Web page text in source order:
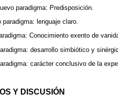
paradigma: Predisposición.
paradigma: lenguaje claro.
Conocimiento exento de
desarrollo simbiótico y
carácter conclusivo de la
Y DISCUSIÓN